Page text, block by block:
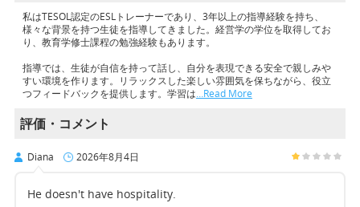
私はTESOL認定のESLトレーナーであり、3年以上の指導経験を持ち、
様々な背景を持つ生徒を指導してきました。経営学の学位を取得してお
り、教育学修士課程の勉強経験もあります。
指導では、生徒が自信を持って話し、自分を表現できる安全で親しみや
すい環境を作ります。リラックスした楽しい雰囲気を保ちながら、役立
つフィードバックを提供します。学習は…Read More
評価・コメント
Diana 2026年8月4日
He doesn't have hospitality.